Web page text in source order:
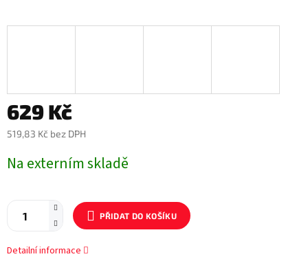
629 Kč
519,83 Kč bez DPH
cena:
Na externím skladě
PŘIDAT DO KOŠÍKU
Detailní informace